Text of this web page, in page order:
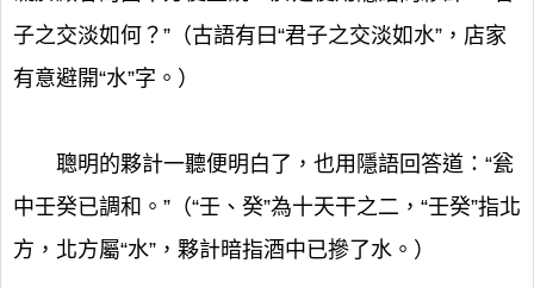
子之交淡如何？”（古語有曰“君子之交淡如水”，店家
有意避開“水”字。）
聰明的夥計一聽便明白了，也用隱語回答道：“瓮
中壬癸已調和。”（“壬、癸”為十天干之二，“壬癸”指北
方，北方屬“水”，夥計暗指酒中已摻了水。）